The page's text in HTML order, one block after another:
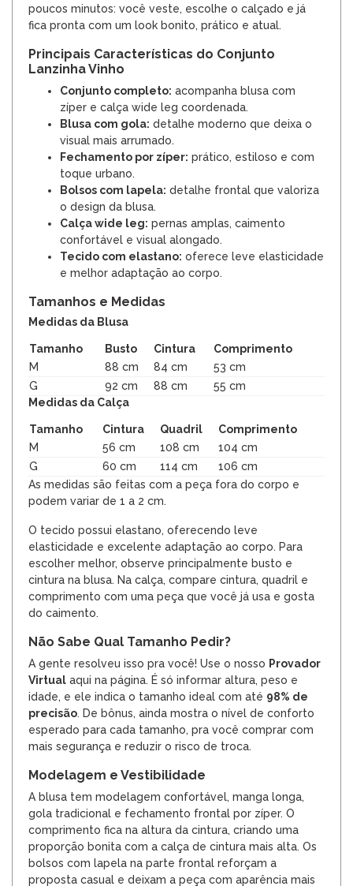
poucos minutos: você veste, escolhe o calçado e já
fica pronta com um look bonito, prático e atual.
Principais Características do Conjunto
Lanzinha Vinho
Conjunto completo: acompanha blusa com
zíper e calça wide leg coordenada.
Blusa com gola: detalhe moderno que deixa o
visual mais arrumado.
Fechamento por zíper: prático, estiloso e com
toque urbano.
Bolsos com lapela: detalhe frontal que valoriza
o design da blusa.
Calça wide leg: pernas amplas, caimento
confortável e visual alongado.
Tecido com elastano: oferece leve elasticidade
e melhor adaptação ao corpo.
Tamanhos e Medidas
Medidas da Blusa
Tamanho Busto Cintura
Comprimento
M
88 cm 84 cm
53 cm
G
92 cm 88 cm
55 cm
Medidas da Calça
Tamanho Cintura Quadril
Comprimento
M
56 cm 108 cm
104 cm
G
60 cm 114 cm
106 cm
As medidas são feitas com a peça fora do corpo e
podem variar de 1 a 2 cm.
O tecido possui elastano, oferecendo leve
elasticidade e excelente adaptação ao corpo. Para
escolher melhor, observe principalmente busto e
cintura na blusa. Na calça, compare cintura, quadril e
comprimento com uma peça que você já usa e gosta
do caimento.
Não Sabe Qual Tamanho Pedir?
A gente resolveu isso pra você! Use o nosso Provador
Virtual aqui na página. É só informar altura, peso e
idade, e ele indica o tamanho ideal com até 98% de
precisão. De bônus, ainda mostra o nível de conforto
esperado para cada tamanho, pra você comprar com
mais segurança e reduzir o risco de troca.
Modelagem e Vestibilidade
A blusa tem modelagem confortável, manga longa,
gola tradicional e fechamento frontal por zíper. O
comprimento fica na altura da cintura, criando uma
proporção bonita com a calça de cintura mais alta. Os
bolsos com lapela na parte frontal reforçam a
proposta casual e deixam a peça com aparência mais